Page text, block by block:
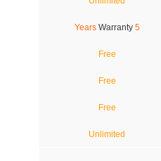
5 Years
Warranty
Free
Free
Free
Unlimited